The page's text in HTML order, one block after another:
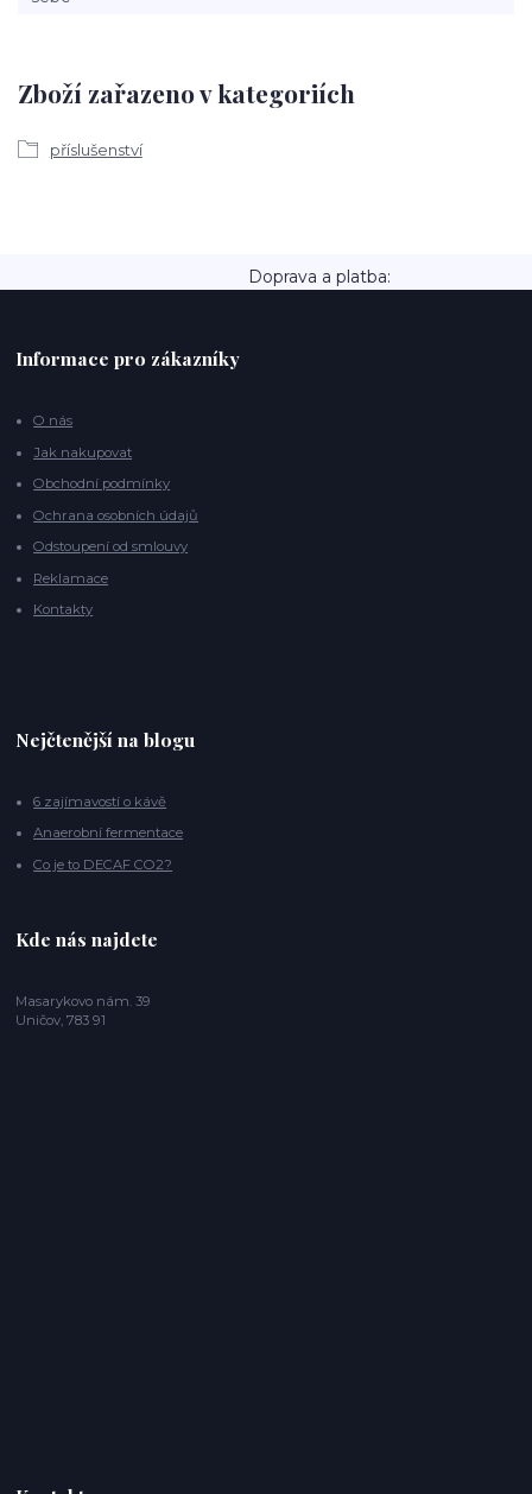
Zboží zařazeno v kategoriích
příslušenství
Doprava a platba:
Informace pro zákazníky
O nás
Jak nakupovat
Obchodní podmínky
Ochrana osobních údajů
Odstoupení od smlouvy
Reklamace
Kontakty
Nejčtenější na blogu
6 zajímavostí o kávě
Anaerobní fermentace
Co je to DECAF CO2?
Kde nás najdete
Masarykovo nám. 39
Uničov, 783 91